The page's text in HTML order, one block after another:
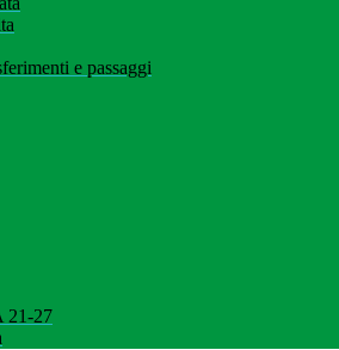
e passaggi
21-27